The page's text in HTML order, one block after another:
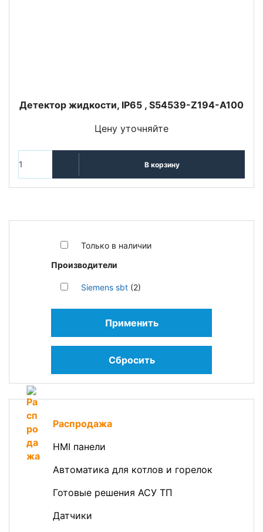
Только в наличии
Производители
Siemens sbt (2)
Применить
Сбросить
Распродажа
HMI панели
Автоматика для котлов и горелок
Готовые решения АСУ ТП
Датчики
Детектор жидкости, IP65 , S54539-Z194-A100
Цену уточняйте
В корзину